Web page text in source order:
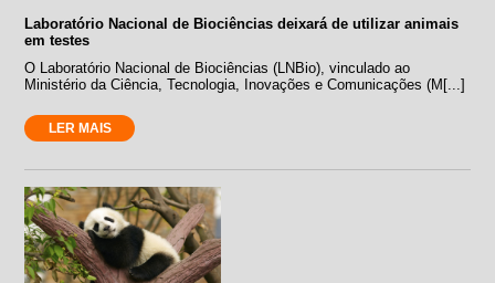
Laboratório Nacional de Biociências deixará de utilizar animais
em testes
O Laboratório Nacional de Biociências (LNBio), vinculado ao
Ministério da Ciência, Tecnologia, Inovações e Comunicações (M[...]
LER MAIS